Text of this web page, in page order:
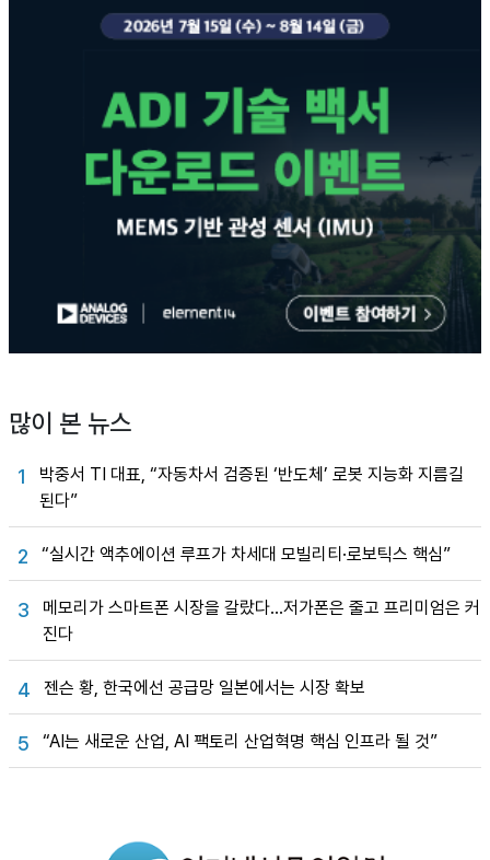
많이 본 뉴스
1
박중서 TI 대표, “자동차서 검증된 ‘반도체’ 로봇 지능화 지름길
된다”
2 “실시간 액추에이션 루프가 차세대 모빌리티·로보틱스 핵심”
3
메모리가 스마트폰 시장을 갈랐다…저가폰은 줄고 프리미엄은 커
진다
4 젠슨 황, 한국에선 공급망 일본에서는 시장 확보
5 “AI는 새로운 산업, AI 팩토리 산업혁명 핵심 인프라 될 것”